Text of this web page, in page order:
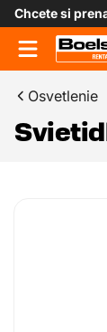
Chcete si
Osvetlenie